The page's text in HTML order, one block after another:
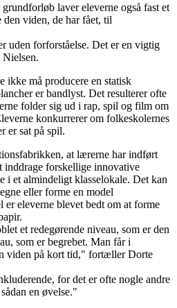
laver eleverne også fast et
viden, de har fået, til
uden forforståelse. Det er en vigtig
Nielsen.
ikke må producere en statisk
er bandlyst. Det resulterer ofte
folder sig ud i rap, spil og film om
konkurrerer om folkeskolernes
er sat på spil.
at lærerne har indført
inddrage forskellige innovative
i et almindeligt klasselokale. Det kan
eller forme en model
er eleverne blevet bedt om at forme
et redegørende niveau, som er den
som er begrebet. Man får i
viden på kort tid," fortæller Dorte
for det er ofte nogle andre
en øvelse."